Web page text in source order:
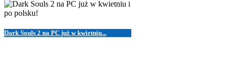
Dark Souls 2 na PC już w kwietniu...